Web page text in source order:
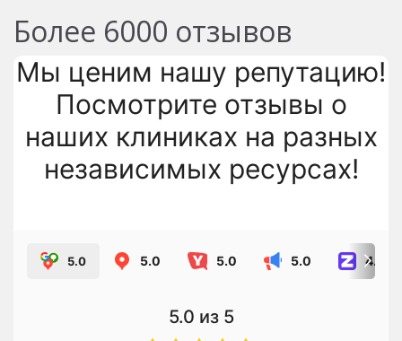
Более 6000 отзывов
Мы ценим нашу репутацию!
Посмотрите отзывы о
наших клиниках на разных
независимых ресурсах!
5.0 5.0 5.0 5.0 4.8
5.0 из 5